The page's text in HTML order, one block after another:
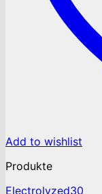
Add to wishlist
Produkte
Electrolyzed30